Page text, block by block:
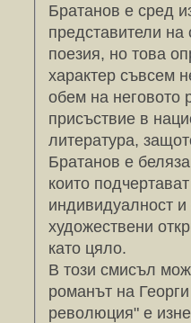
Братанов е сред
представители
поезия, но това
характер съвсем
обем на неговото
присъствие в
литература,
Братанов е
които
индивидуалност и
художествени
като цяло.
В този смисъл
романът на
революция" е